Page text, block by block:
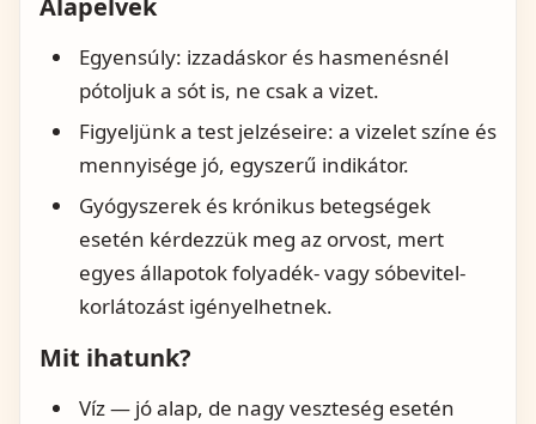
Egyensúly: izzadáskor és hasmenésnél
pótoljuk a sót is, ne csak a vizet.
Figyeljünk a test jelzéseire: a vizelet színe és
mennyisége jó, egyszerű indikátor.
Gyógyszerek és krónikus betegségek
esetén kérdezzük meg az orvost, mert
egyes állapotok folyadék- vagy sóbevitel-
korlátozást igényelhetnek.
Mit ihatunk?
Víz — jó alap, de nagy veszteség esetén